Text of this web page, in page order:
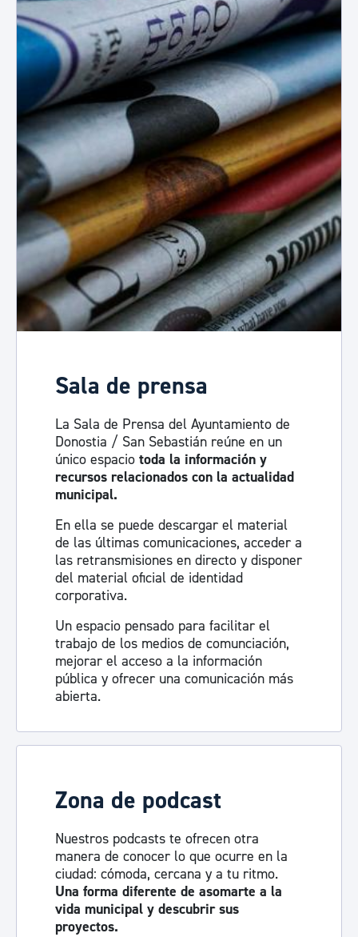
Sala de prensa
La Sala de Prensa del Ayuntamiento de
Donostia / San Sebastián reúne en un
único espacio toda la información y
recursos relacionados con la actualidad
municipal.
En ella se puede descargar el material
de las últimas comunicaciones, acceder a
las retransmisiones en directo y disponer
del material oficial de identidad
corporativa.
Un espacio pensado para facilitar el
trabajo de los medios de comunciación,
mejorar el acceso a la información
pública y ofrecer una comunicación más
abierta.
Visita la sala de prensa
Zona de podcast
Nuestros podcasts te ofrecen otra
manera de conocer lo que ocurre en la
ciudad: cómoda, cercana y a tu ritmo.
Una forma diferente de asomarte a la
vida municipal y descubrir sus
proyectos.